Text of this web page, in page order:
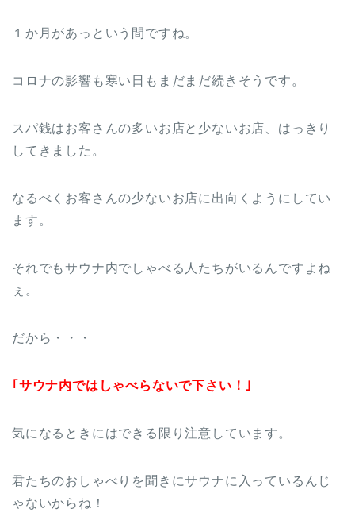
１か月があっという間ですね。
コロナの影響も寒い日もまだまだ続きそうです。
スパ銭はお客さんの多いお店と少ないお店、はっきり
してきました。
なるべくお客さんの少ないお店に出向くようにしてい
ます。
それでもサウナ内でしゃべる人たちがいるんですよね
ぇ。
だから・・・
｢サウナ内ではしゃべらないで下さい！｣
気になるときにはできる限り注意しています。
君たちのおしゃべりを聞きにサウナに入っているんじ
ゃないからね！